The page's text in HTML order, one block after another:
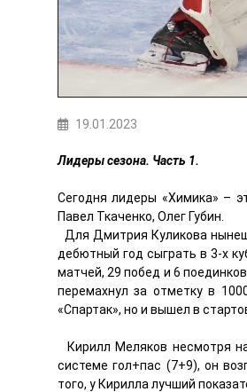
19.01.2023
Лидеры сезона. Часть 1.
Сегодня лидеры «Химика» –
Павел Ткаченко, Олег Губин.
Для Дмитрия Куликова
дебютный год сыграть в 3-х
матчей, 29 побед и 6
перемахнул за отметку в
«Спартак», но и вышел в
Кирилл Меляков несмотря
системе гол+пас (7+9), он
того, у Кирилла лучший